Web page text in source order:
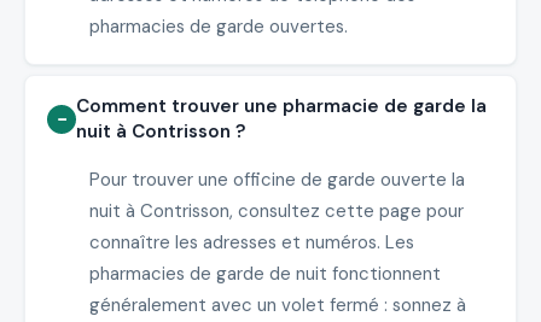
pharmacies de garde ouvertes.
Comment trouver une pharmacie de garde la
nuit à Contrisson ?
Pour trouver une officine de garde ouverte la
nuit à Contrisson, consultez cette page pour
connaître les adresses et numéros. Les
pharmacies de garde de nuit fonctionnent
généralement avec un volet fermé : sonnez à